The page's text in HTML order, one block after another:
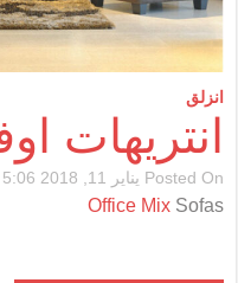
انزلق
انتريهات
Posted On يناير 11, 2018 At 5:06 م By
Office Mix Sofas